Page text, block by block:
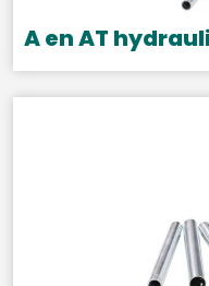
gekozen
A en AT
Dit
product